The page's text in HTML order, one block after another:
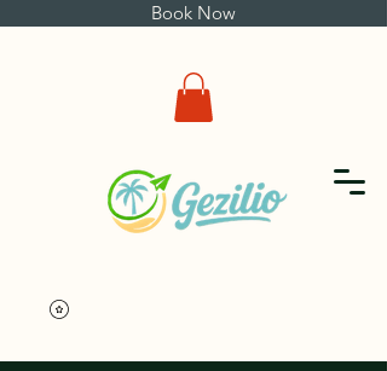
Book Now